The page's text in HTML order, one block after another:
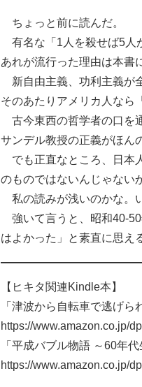
ちょっと前に読んだ。
有名な「1人を殺せば5人
あれが流行った理由は本書
新自由主義、功利主義が
そのあたりアメリカ人なら
古今東西の哲学者の口を
サンデル教授の正義がほん
でも正直なところ、日本
のものではないんじゃない
私の読みが浅いのかな。
強いて言うと、昭和40-
はよかった」と素直に思え
【ヒキタ関連Kindle本】
「津波から自転車で逃げ
https://www.amazon.co.jp/
「平成バブル物語 ～60年
https://www.amazon.co.jp/